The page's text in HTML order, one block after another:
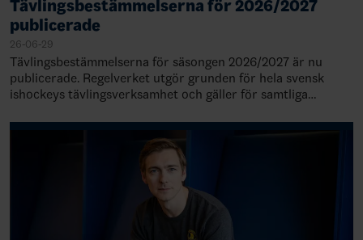
Tävlingsbestämmelserna för 2026/2027
publicerade
26-06-29
Tävlingsbestämmelserna för säsongen 2026/2027 är nu
publicerade. Regelverket utgör grunden för hela svensk
ishockeys tävlingsverksamhet och gäller för samtliga